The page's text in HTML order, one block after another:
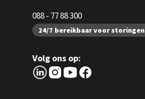
088 - 77 88 300
24/7 bereikbaar voor storingen
Volg ons op: